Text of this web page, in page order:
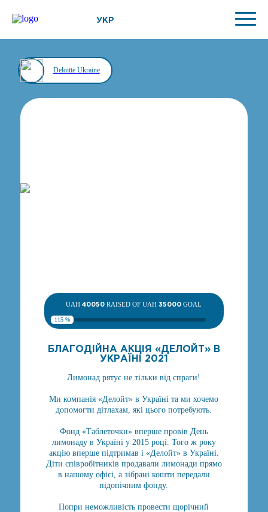
УКР
Deloitte Ukraine
UAH40050 RAISED OF UAH35000 GOAL
115 %
БЛАГОДІЙНА АКЦІЯ «ДЕЛОЙТ» В
УКРАЇНІ 2021
Лимонад рятує не тільки від спраги!
Ми компанія «Делойт» в Україні та ми хочемо
допомогти дітлахам, які цього потребують.
Фонд «Таблеточки» вперше провів День
лимонаду в Україні у 2015 році. Того ж року
акцію вперше підтримав і «Делойт» в Україні.
Діти співробітників продавали лимонади прямо
в нашому офісі, а зібрані кошти передали
підопічним фонду.
Попри неможливість провести щорічний